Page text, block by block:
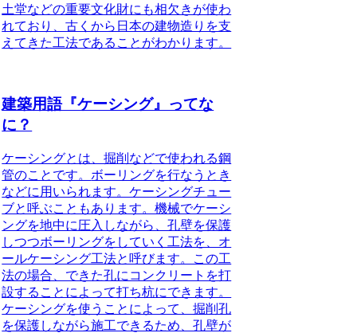
土堂などの重要文化財にも相欠きが使わ
れており、古くから日本の建物造りを支
えてきた工法であることがわかります。
建築用語『ケーシング』ってな
に？
ケーシングとは、掘削などで使われる鋼
管のことです。 ボーリングを行なうとき
などに用いられます。ケーシングチュー
ブと呼ぶこともあります。機械でケーシ
ングを地中に圧入しながら、孔壁を保護
しつつボーリングをしていく工法を、オ
ールケーシング工法と呼びます。この工
法の場合、できた孔にコンクリートを打
設することによって打ち杭にできます。
ケーシングを使うことによって、掘削孔
を保護しながら施工できるため、孔壁が